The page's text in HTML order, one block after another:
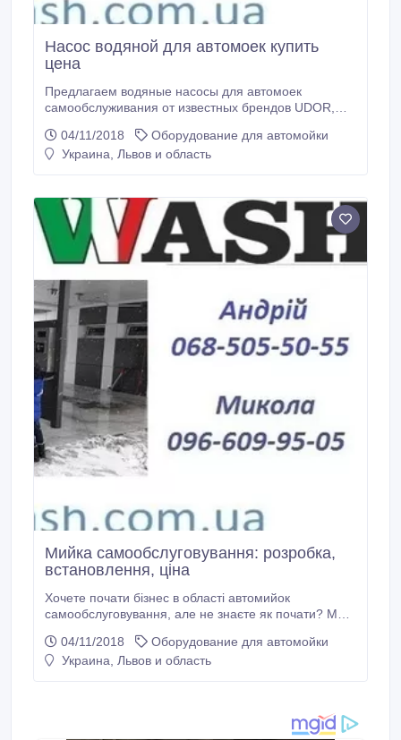
Насос водяной для автомоек купить
цена
Предлагаем водяные насосы для автомоек
самообслуживания от известных брендов UDOR,
к ним по привлекательным ценам. Наша компания
занимаеться установкой и поставкой оборудования
04/11/2018
Оборудование для автомойки
Украина, Львов и область
Мийка самообслуговування: розробка,
встановлення, ціна
Хочете почати бізнес в області автомийок
самообслуговування, але не знаєте як почати? Ми
установкою автомийок і поставками всього спектра
необхідного обладнання та матеріалів. Ми - один з
04/11/2018
Оборудование для автомойки
Украина, Львов и область